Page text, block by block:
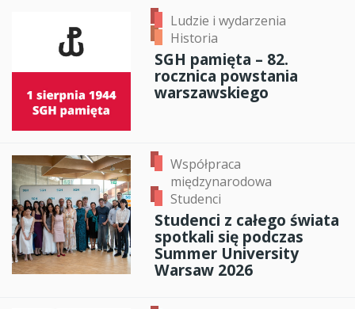
Ludzie i wydarzenia
Historia
SGH pamięta – 82.
rocznica powstania
warszawskiego
Współpraca
międzynarodowa
Studenci
Studenci z całego świata
spotkali się podczas
Summer University
Warsaw 2026